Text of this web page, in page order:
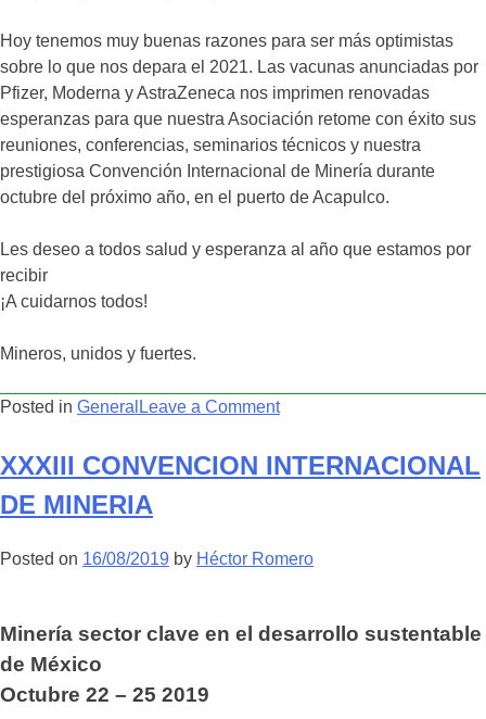
Hoy tenemos muy buenas razones para ser más optimistas
sobre lo que nos depara el 2021. Las vacunas anunciadas por
Pfizer, Moderna y AstraZeneca nos imprimen renovadas
esperanzas para que nuestra Asociación retome con éxito sus
reuniones, conferencias, seminarios técnicos y nuestra
prestigiosa Convención Internacional de Minería durante
octubre del próximo año, en el puerto de Acapulco.
Les deseo a todos salud y esperanza al año que estamos por
recibir
¡A cuidarnos todos!
Mineros, unidos y fuertes.
Posted in General Leave a Commenton
DEL
PRESIDENTE
XXXIII CONVENCION INTERNACIONAL
DE MINERIA
Posted on 16/08/2019 by Héctor Romero
Minería sector clave en el desarrollo sustentable
de México
Octubre 22 – 25 2019